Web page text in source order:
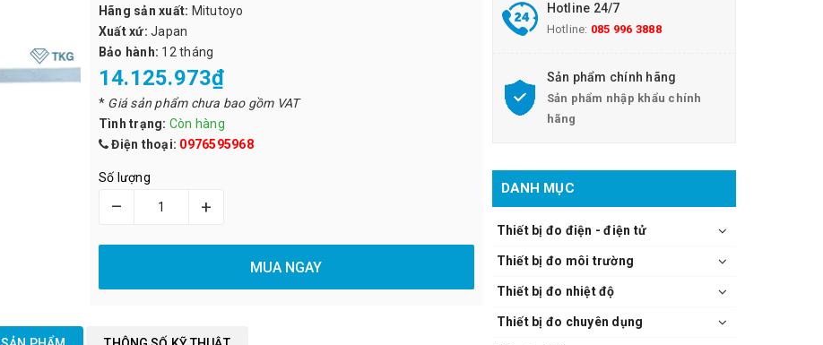
Hãng sản xuất: Mitutoyo
Xuất xứ: Japan
Bảo hành: 12 tháng
14.125.973₫
* Giá sản phẩm chưa bao gồm VAT
Tình trạng: Còn hàng
Điện thoại: 0976595968
Số lượng
– +
MUA NGAY
Hotline 24/7
Hotline: 085 996 3888
Sản phẩm chính hãng
Sản phẩm nhập khẩu chính
hãng
DANH MỤC
Thiết bị đo điện - điện tử
Thiết bị đo môi trường
Thiết bị đo nhiệt độ
Thiết bị đo chuyên dụng